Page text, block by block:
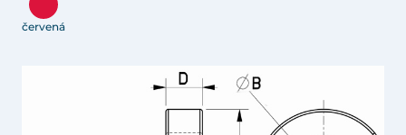
červená